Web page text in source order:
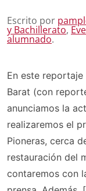
Escrito por
y Bachillerato,
alumnado.
En este
Barat (con
anunciamos la
realizaremos el
Pioneras, cerca
restauración del
contaremos con